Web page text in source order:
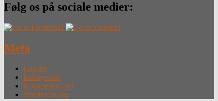
Følg os på sociale medier:
Meta
Log ind
Indlægsfeed
Kommentarfeed
WordPress.org